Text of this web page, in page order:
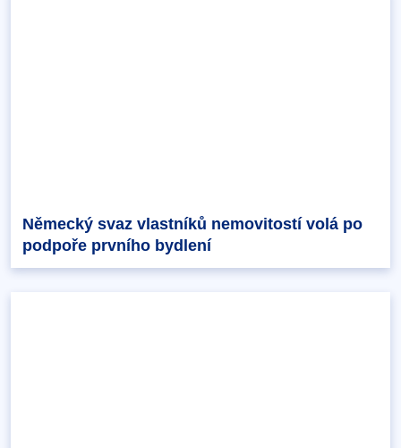
Německý svaz vlastníků nemovitostí volá po
podpoře prvního bydlení